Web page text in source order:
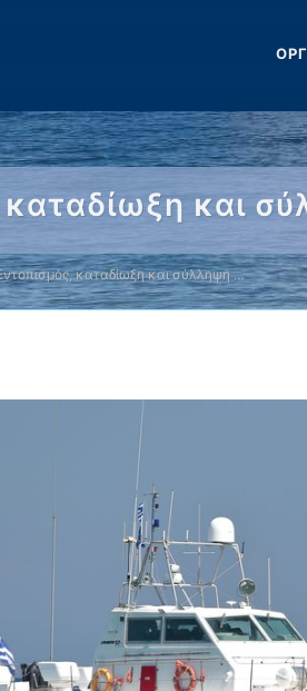
καταδίωξη και
καταδίωξη και σύλληψη …